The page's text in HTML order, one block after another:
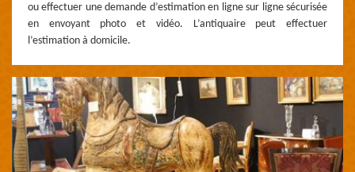
ou effectuer une demande d’estimation en ligne sur ligne sécurisée
en envoyant photo et vidéo. L’antiquaire peut effectuer
l’estimation à domicile.